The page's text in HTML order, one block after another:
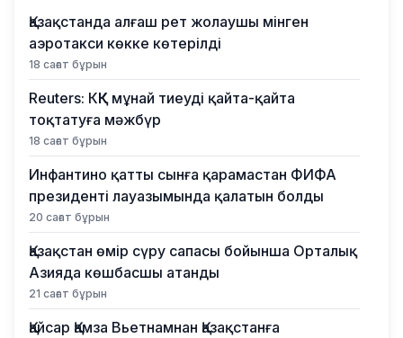
Қазақстанда алғаш рет жолаушы мінген
аэротакси көкке көтерілді
18 сағат бұрын
Reuters: КҚК мұнай тиеуді қайта-қайта
тоқтатуға мәжбүр
18 сағат бұрын
Инфантино қатты сынға қарамастан ФИФА
президенті лауазымында қалатын болды
20 сағат бұрын
Қазақстан өмір сүру сапасы бойынша Орталық
Азияда көшбасшы атанды
21 сағат бұрын
Қайсар Қамза Вьетнамнан Қазақстанға